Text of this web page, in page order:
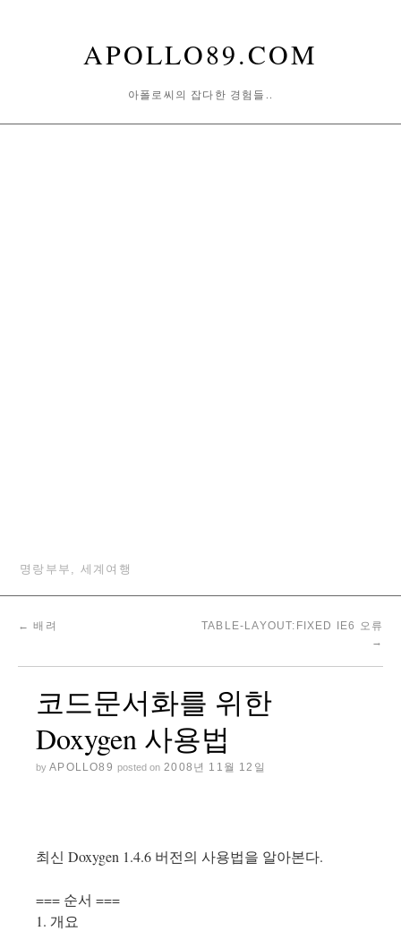
APOLLO89.COM
아폴로씨의 잡다한 경험들..
명랑부부, 세계여행
← 배려
TABLE-LAYOUT:FIXED IE6 오류
→
코드문서화를 위한
Doxygen 사용법
by APOLLO89 posted on 2008년 11월 12일
최신 Doxygen 1.4.6 버전의 사용법을 알아본다.
=== 순서 ===
1. 개요